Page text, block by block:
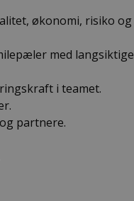
økonomi, risiko og
med langsiktige
i teamet.
partnere.